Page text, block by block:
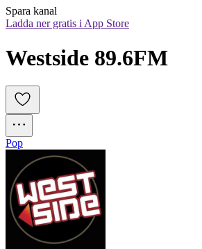
Spara kanal
Ladda ner gratis i App Store
Westside 89.6FM
Pop